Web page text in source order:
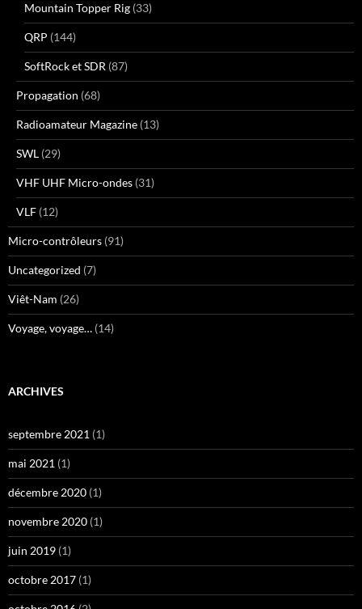
Mountain Topper Rig (33)
QRP (144)
SoftRock et SDR (87)
Propagation (68)
Radioamateur Magazine (13)
SWL (29)
VHF UHF Micro-ondes (31)
VLF (12)
Micro-contrôleurs (91)
Uncategorized (7)
Viêt-Nam (26)
Voyage, voyage… (14)
ARCHIVES
septembre 2021 (1)
mai 2021 (1)
décembre 2020 (1)
novembre 2020 (1)
juin 2019 (1)
octobre 2017 (1)